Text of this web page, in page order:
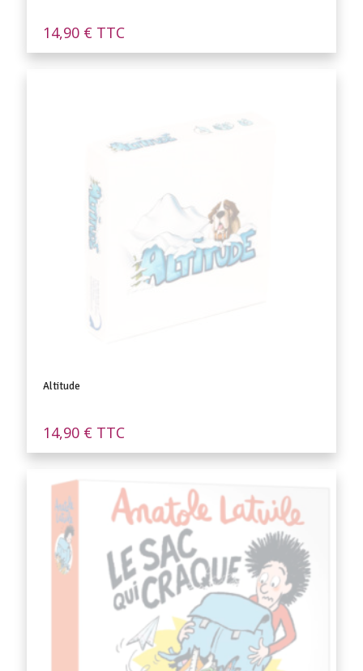
14,90 € TTC
Altitude
14,90 € TTC